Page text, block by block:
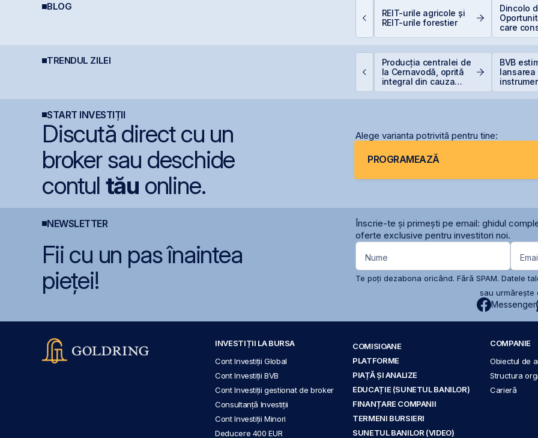
BLOG
REIT-urile industriale –
REIT-urile agricole și
REIT-urile forestier
Dincolo
care
viitorul AI
TRENDUL ZILEI
Lockheed Martin
România
Producția centralei de
la Cernavodă, oprită
integral din cauza
BVB
lansarea
START INVESTIȚII
Discută direct cu un
broker sau deschide
contul tău online.
Alege varianta potrivită pentru tine:
PROGRAMEAZĂ
NEWSLETTER
Înscrie-te și primești pe email: ghidul
oferte exclusive pentru investitori noi.
Fii cu un pas înaintea
pieței!
Nume
Te poți dezabona oricând. Fără SPAM. Datele
sau urmărește
Messenger
INVESTIȚII LA BURSA
Cont Investiții Global
Cont Investiții BVB
Cont Investiții gestionat de broker
Consultanță Investiții
Cont Investiții Minori
Deducere 400 EUR
COMISIOANE
PLATFORME
PIAȚĂ ȘI ANALIZE
EDUCAȚIE (SUNETUL BANILOR)
FINANȚARE COMPANII
TERMENI BURSIERI
SUNETUL BANILOR (VIDEO)
COMPANIE
Obiectul de
Structura
Carieră